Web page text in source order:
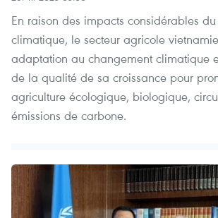
En raison des impacts considérables
climatique, le secteur agricole
adaptation au changement climatique
de la qualité de sa croissance pour
agriculture écologique, biologique,
émissions de carbone.